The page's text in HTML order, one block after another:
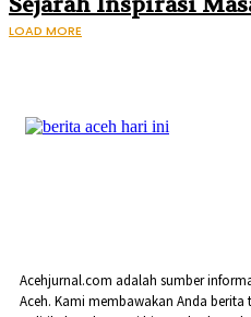
LOAD MORE
Acehjurnal.com adalah sumber
Aceh. Kami membawakan Anda